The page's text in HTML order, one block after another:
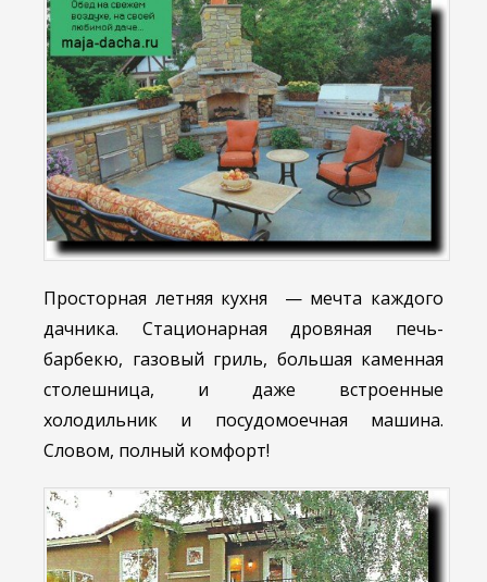
Просторная летняя кухня — мечта каждого
дачника. Стационарная дровяная печь-
барбекю, газовый гриль, большая каменная
столешница, и даже встроенные
холодильник и посудомоечная машина.
Словом, полный комфорт!